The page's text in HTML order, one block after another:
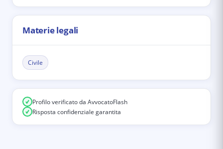
Materie legali
Civile
Profilo verificato da AvvocatoFlash
Risposta confidenziale garantita